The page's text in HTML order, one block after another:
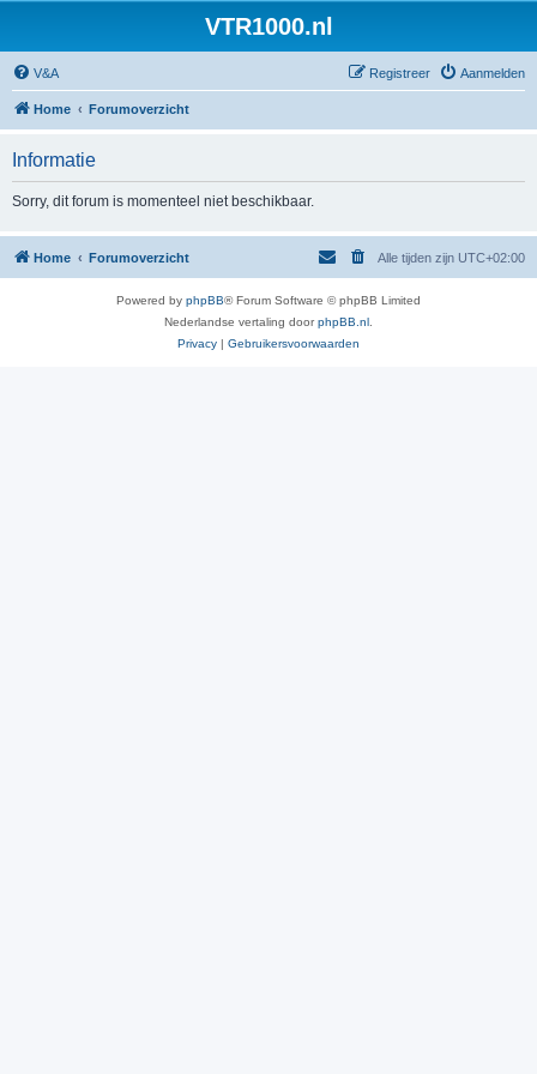
VTR1000.nl
V&A Aanmelden
Registreer
Home Forumoverzicht
Informatie
Sorry, dit forum is momenteel niet beschikbaar.
Home Forumoverzicht Alle tijden zijn UTC+02:00
Powered by phpBB® Forum Software © phpBB Limited
Nederlandse vertaling doorphpBB.nl
Privacy | Gebruikersvoorwaarden